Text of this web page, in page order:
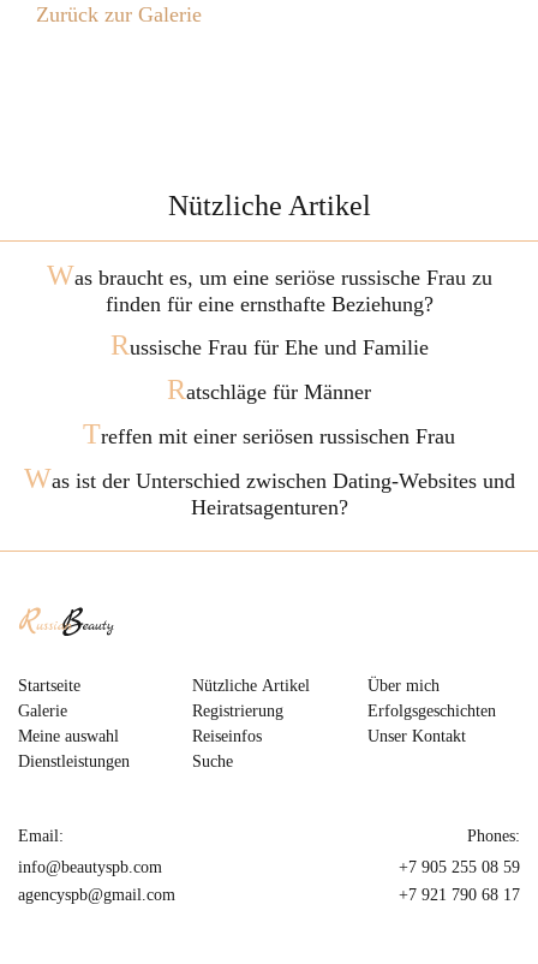
Zurück zur Galerie
Nützliche Artikel
Was braucht es, um eine seriöse russische Frau zu
finden für eine ernsthafte Beziehung?
Russische Frau für Ehe und Familie
Ratschläge für Männer
Treffen mit einer seriösen russischen Frau
Was ist der Unterschied zwischen Dating-Websites und
Heiratsagenturen?
Startseite
Galerie
Meine auswahl
Dienstleistungen
Nützliche Artikel
Registrierung
Reiseinfos
Suche
Über mich
Erfolgsgeschichten
Unser Kontakt
Email:
info@beautyspb.com
agencyspb@gmail.com
Phones:
+7 905 255 08 59
+7 921 790 68 17